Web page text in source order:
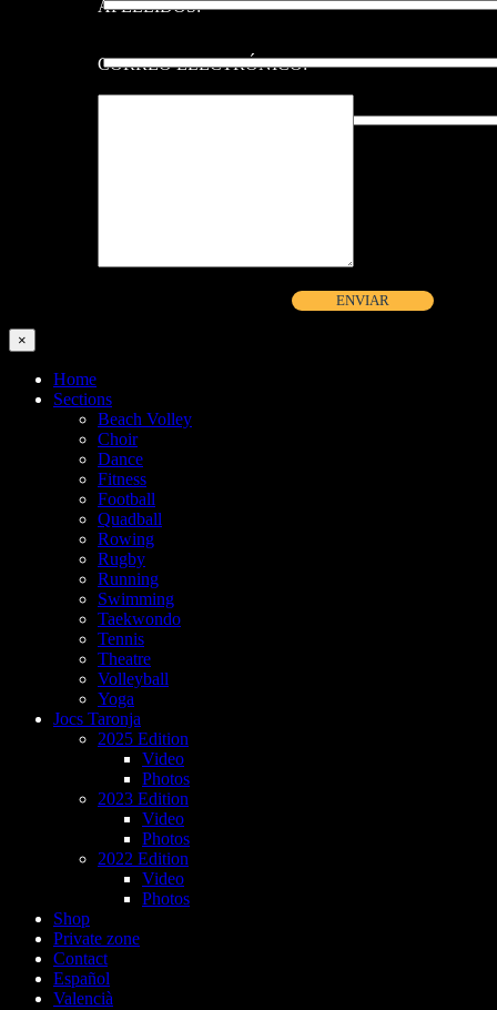
APELLIDOS:
CORREO ELECTRÓNICO:
×
Home
Sections
Beach Volley
Choir
Dance
Fitness
Football
Quadball
Rowing
Rugby
Running
Swimming
Taekwondo
Tennis
Theatre
Volleyball
Yoga
Jocs Taronja
2025 Edition
Video
Photos
2023 Edition
Video
Photos
2022 Edition
Video
Photos
Shop
Private zone
Contact
Español
Valencià